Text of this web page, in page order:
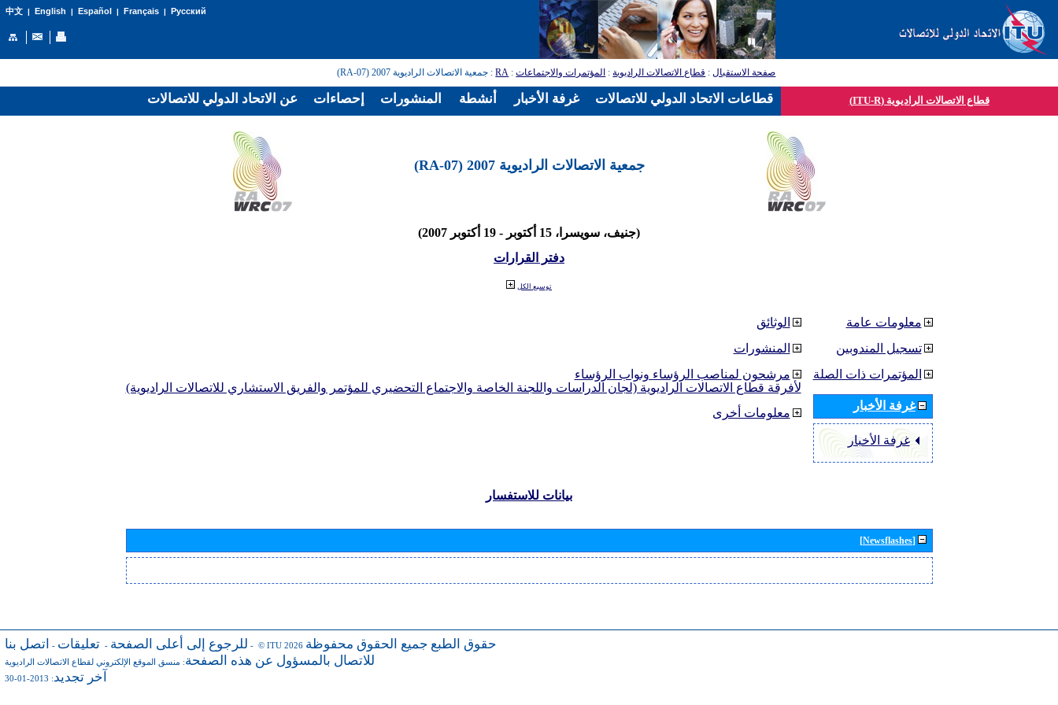
中文| English | Español | Français| Русский
صفحة الاستقبال: قطاع الاتصالات الراديوية: المؤتمرات والاجتماعات:
RA: جمعية الاتصالات الراديوية 2007 (RA-07)
قطاع الاتصالات الراديوية (ITU-R)
جمعية الاتصالات الراديوية 2007 (RA-07)
(جنيف، سويسرا، 15 أكتوبر - 19 أكتوبر 2007)
دفتر القرارات
توسيع الكل
الوثائق
المنشورات
مرشحون لمناصب الرؤساء ونواب الرؤساء
لأفرقة قطاع الاتصالات الراديوية (لجان الدراسات واللجنة الخاصة والاجتماع التحضيري للمؤتمر والفريق الاستشاري للاتصالات الراديوية)
معلومات أخرى
معلومات عامة
تسجيل المندوبين
المؤتمرات ذات الصلة
غرفة الأخبار
غرفة الأخبار
بيانات للاستفسار
[Newsflashes]
للرجوع إلى أعلى الصفحة - تعليقات - اتصل بنا - © ITU 2026 حقوق الطبع جميع الحقوق محفوظة
للاتصال بالمسؤول عن هذه الصفحة: منسق الموقع الإلكتروني لقطاع الاتصالات الراديوية
آخر تجديد: 2013-01-30
عن الاتحاد الدولي للاتصالات إحصاءات المنشورات أنشطة غرفة الأخبار قطاعات الاتحاد الدولي للاتصالات